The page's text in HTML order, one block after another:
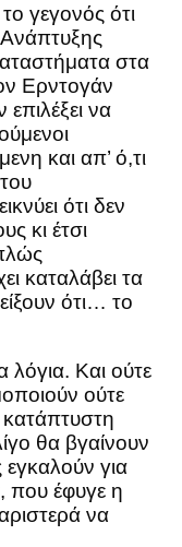
γεγονός ότι
στα
Ερντογάν
να
και απ’ ό,τι
ότι δεν
κι έτσι
καταλάβει τα
ότι… το
λόγια. Και ούτε
ούτε
θα βγαίνουν
εγκαλούν για
που έφυγε η
να